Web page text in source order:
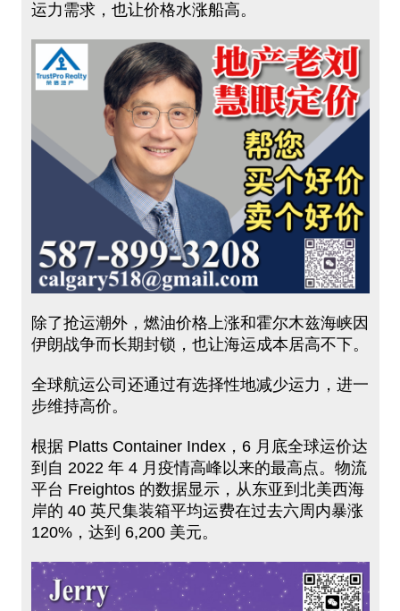
运力需求，也让价格水涨船高。
除了抢运潮外，燃油价格上涨和霍尔木兹海峡因
伊朗战争而长期封锁，也让海运成本居高不下。
全球航运公司还通过有选择性地减少运力，进一
步维持高价。
根据 Platts Container Index，6 月底全球运价达
到自 2022 年 4 月疫情高峰以来的最高点。物流
平台 Freightos 的数据显示，从东亚到北美西海
岸的 40 英尺集装箱平均运费在过去六周内暴涨
120%，达到 6,200 美元。